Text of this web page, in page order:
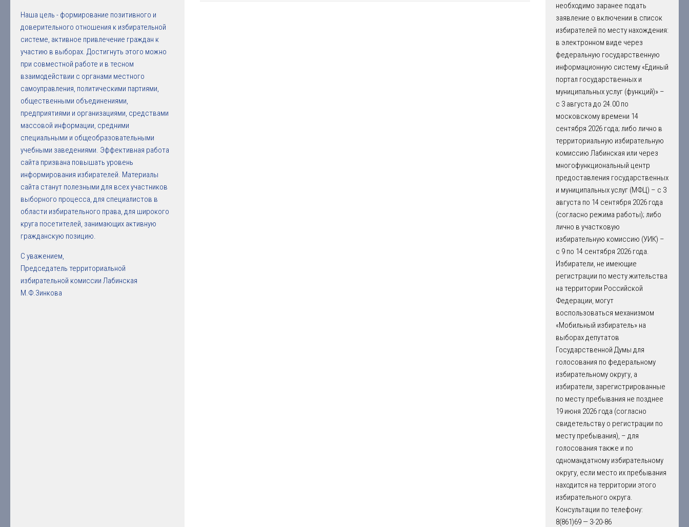
Наша цель - формирование позитивного и
доверительного отношения к избирательной
системе, активное привлечение граждан к
участию в выборах. Достигнуть этого можно
при совместной работе и в тесном
взаимодействии с органами местного
самоуправления, политическими партиями,
общественными объединениями,
предприятиями и организациями, средствами
массовой информации, средними
специальными и общеобразовательными
учебными заведениями. Эффективная работа
сайта призвана повышать уровень
информирования избирателей. Материалы
сайта станут полезными для всех участников
выборного процесса, для специалистов в
области избирательного права, для широкого
круга посетителей, занимающих активную
гражданскую позицию.
С уважением,
Председатель территориальной
избирательной комиссии Лабинская
М.Ф.Зинкова
необходимо заранее подать
заявление о включении в список
избирателей по месту нахождения:
в электронном виде через
федеральную государственную
информационную систему «Единый
портал государственных и
муниципальных услуг (функций)» –
с 3 августа до 24.00 по
московскому времени 14
сентября 2026 года; либо лично в
территориальную избирательную
комиссию Лабинская или через
многофункциональный центр
предоставления государственных
и муниципальных услуг (МФЦ) – с 3
августа по 14 сентября 2026 года
(согласно режима работы); либо
лично в участковую
избирательную комиссию (УИК) –
с 9 по 14 сентября 2026 года.
Избиратели, не имеющие
регистрации по месту жительства
на территории Российской
Федерации, могут
воспользоваться механизмом
«Мобильный избиратель» на
выборах депутатов
Государственной Думы для
голосования по федеральному
избирательному округу, а
избиратели, зарегистрированные
по месту пребывания не позднее
19 июня 2026 года (согласно
свидетельству о регистрации по
месту пребывания), – для
голосования также и по
одномандатному избирательному
округу, если место их пребывания
находится на территории этого
избирательного округа.
Консультации по телефону:
8(861)69 — 3-20-86